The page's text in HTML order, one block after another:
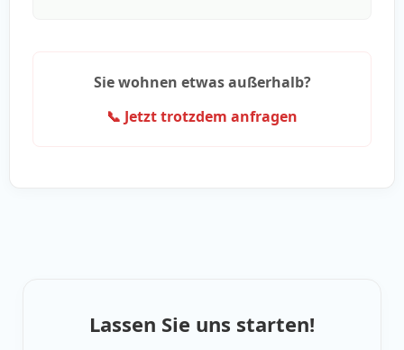
Sie wohnen etwas außerhalb?
📞 Jetzt trotzdem anfragen
Lassen Sie uns starten!